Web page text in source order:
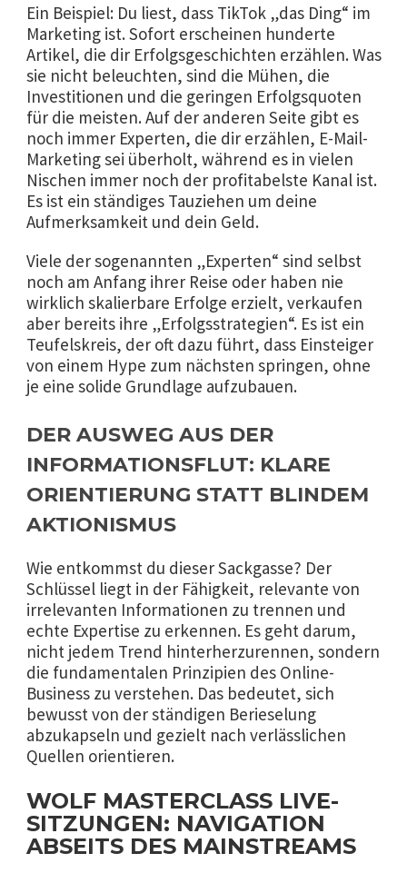
Ein Beispiel: Du liest, dass TikTok „das Ding“ im
Marketing ist. Sofort erscheinen hunderte
Artikel, die dir Erfolgsgeschichten erzählen. Was
sie nicht beleuchten, sind die Mühen, die
Investitionen und die geringen Erfolgsquoten
für die meisten. Auf der anderen Seite gibt es
noch immer Experten, die dir erzählen, E-Mail-
Marketing sei überholt, während es in vielen
Nischen immer noch der profitabelste Kanal ist.
Es ist ein ständiges Tauziehen um deine
Aufmerksamkeit und dein Geld.
Viele der sogenannten „Experten“ sind selbst
noch am Anfang ihrer Reise oder haben nie
wirklich skalierbare Erfolge erzielt, verkaufen
aber bereits ihre „Erfolgsstrategien“. Es ist ein
Teufelskreis, der oft dazu führt, dass Einsteiger
von einem Hype zum nächsten springen, ohne
je eine solide Grundlage aufzubauen.
DER AUSWEG AUS DER
INFORMATIONSFLUT: KLARE
ORIENTIERUNG STATT BLINDEM
AKTIONISMUS
Wie entkommst du dieser Sackgasse? Der
Schlüssel liegt in der Fähigkeit, relevante von
irrelevanten Informationen zu trennen und
echte Expertise zu erkennen. Es geht darum,
nicht jedem Trend hinterherzurennen, sondern
die fundamentalen Prinzipien des Online-
Business zu verstehen. Das bedeutet, sich
bewusst von der ständigen Berieselung
abzukapseln und gezielt nach verlässlichen
Quellen orientieren.
WOLF MASTERCLASS LIVE-
SITZUNGEN: NAVIGATION
ABSEITS DES MAINSTREAMS